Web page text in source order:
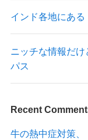
インド各地にあ
ニッチな情報だ
パス
Recent
牛の熱中症対策